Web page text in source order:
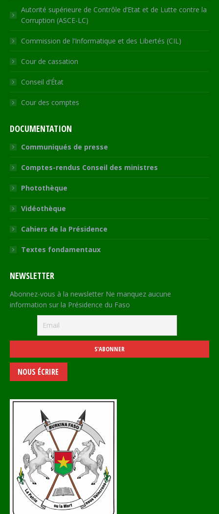
Autorité supérieure de Contrôle d’Etat et de Lutte contre la
Corruption (ASCE-LC)
Commission de l’Informatique et des Libertés (CIL)
Cour de cassation
Conseil d’État
Cour des comptes
DOCUMENTATION
Communiqués de presse
Comptes-rendus Conseil des ministres
Photothèque
Vidéothèque
Cahiers de la Présidence
Textes fondamentaux
NEWSLETTER
Abonnez-vous à la newsletter Ne manquez aucune
information sur la Présidence du Faso
NOUS ÉCRIRE